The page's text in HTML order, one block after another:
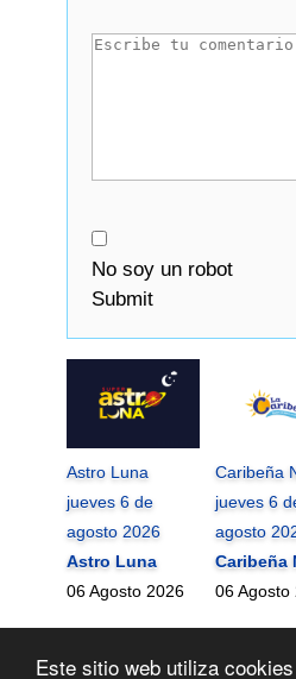
Este sitio web utiliza
No soy un robot
Submit
Astro Luna
jueves 6 de
agosto 2026
Astro Luna
06 Agosto 2026
Caribeña
jueves 6
agosto
Caribeña
06 Agosto